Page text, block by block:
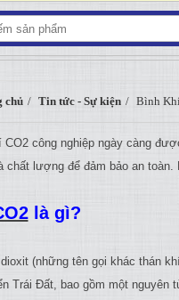
chủ Tin tức - Sự kiện Bình
CO2 công nghiệp ngày càng
chất lượng để đảm bảo an toàn.
là gì?
(những tên gọi khác thán
Trái Đất, bao gồm một nguyên